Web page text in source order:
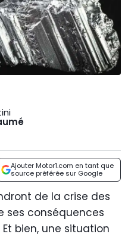
Ajouter Motor1.com en tant que
source préférée sur Google
de la crise des
ses conséquences
bien, une situation